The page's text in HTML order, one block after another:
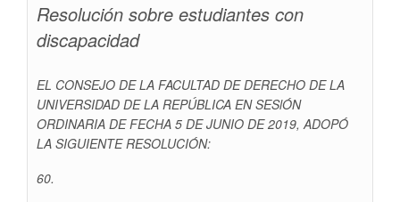
DISCAPACIDAD
Resolución sobre estudiantes con
discapacidad
EL CONSEJO DE LA FACULTAD DE DERECHO DE LA
UNIVERSIDAD DE LA REPÚBLICA EN SESlÓN
ORDINARIA DE FECHA 5 DE JUNIO DE 2019, ADOPÓ
LA SIGUIENTE RESOLUCIÓN:
60.